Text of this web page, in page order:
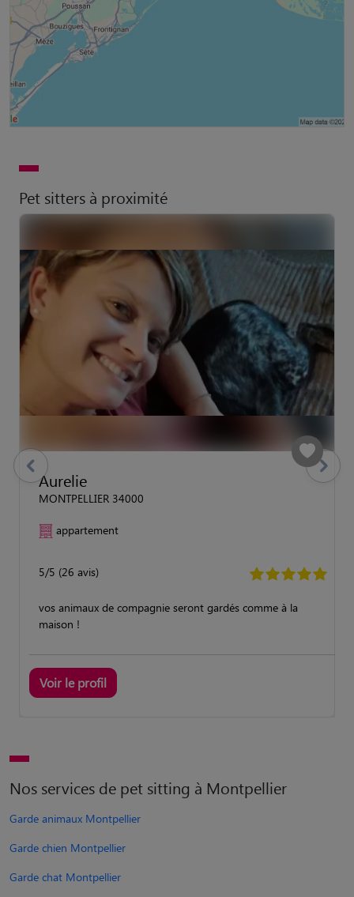
Pet sitters à proximité
Aurelie
MONTPELLIER 34000
appartement
5/5 (26 avis)
vos animaux de compagnie seront gardés comme à la
maison !
Voir le profil
previous Suivant
Nos services de pet sitting à Montpellier
Garde animaux Montpellier
Garde chien Montpellier
Garde chat Montpellier